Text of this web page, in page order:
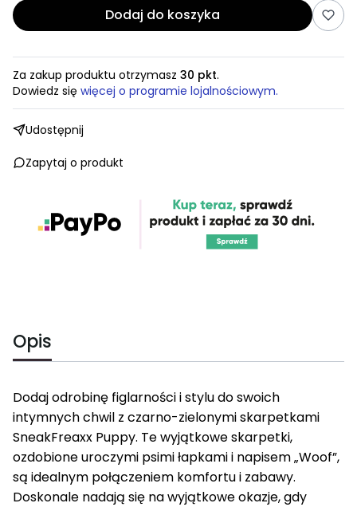
Dodaj do koszyka
Za zakup produktu otrzymasz 30 pkt.
Dowiedz się więcej o programie lojalnościowym.
Udostępnij
Zapytaj o produkt
Opis
Dodaj odrobinę figlarności i stylu do swoich
intymnych chwil z czarno-zielonymi skarpetkami
SneakFreaxx Puppy. Te wyjątkowe skarpetki,
ozdobione uroczymi psimi łapkami i napisem „Woof”,
są idealnym połączeniem komfortu i zabawy.
Doskonale nadają się na wyjątkowe okazje, gdy